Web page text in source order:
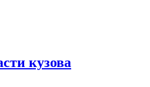
кузова